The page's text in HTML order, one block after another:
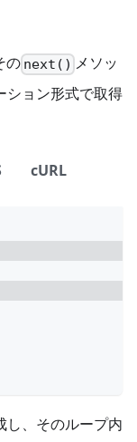
の next() メソッ
ション形式で取得
cURL
し、そのループ内